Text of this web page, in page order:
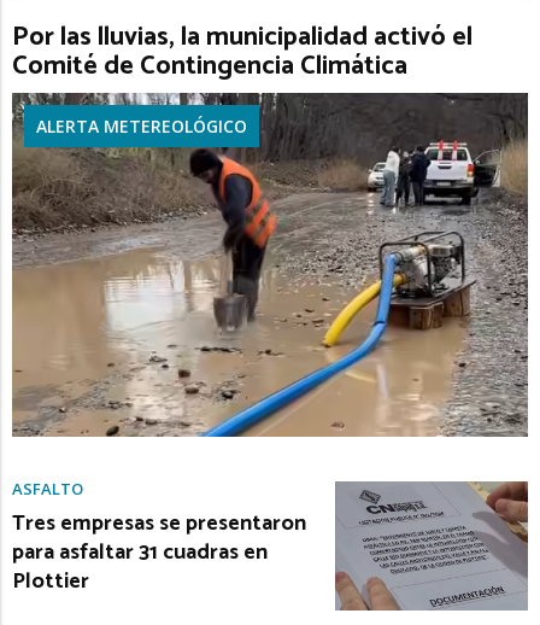
Por las lluvias, la municipalidad activó el
Comité de Contingencia Climática
ALERTA METEREOLÓGICO
ASFALTO
Tres empresas se presentaron
para asfaltar 31 cuadras en
Plottier